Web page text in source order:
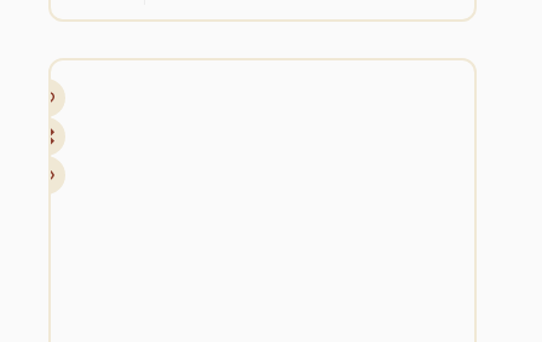
tem
variantes.
As
opções
podem
ser
escolhidas